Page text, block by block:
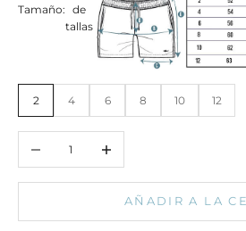
Tamaño: de
tallas
2 4 6 8 10 12
AÑADIR A LA